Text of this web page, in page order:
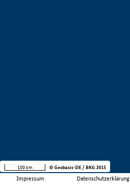
Impressum Datenschutzerklärung
100 km © Geobasis-DE / BKG 2015